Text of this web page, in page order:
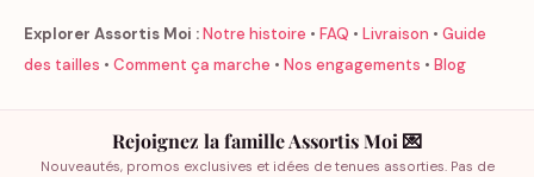
Explorer Assortis Moi :Notre histoire • FAQ • Livraison • Guide
des tailles • Comment ça marche • Nos engagements • Blog
Rejoignez la famille Assortis Moi 💌
Nouveautés, promos exclusives et idées de tenues assorties. Pas de